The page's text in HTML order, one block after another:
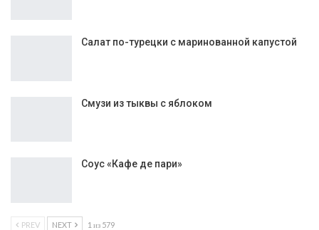
Салат по-турецки с маринованной капустой
Смузи из тыквы с яблоком
Соус «Кафе де пари»
PREV NEXT 1 из 579